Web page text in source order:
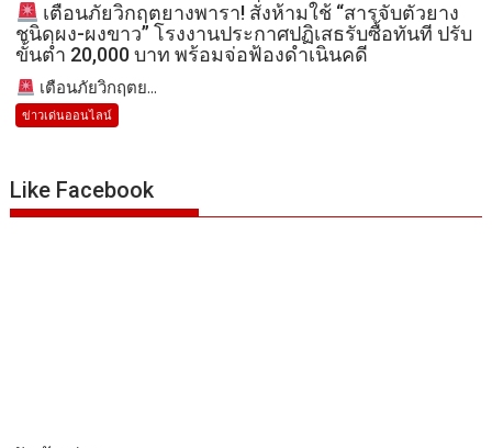
เตือนภัยวิกฤตยางพารา! สั่งห้ามใช้ “สารจับตัวยาง
ชนิดผง-ผงขาว” โรงงานประกาศปฏิเสธรับซื้อทันที ปรับ
ขั้นต่ำ 20,000 บาท พร้อมจ่อฟ้องดำเนินคดี
เตือนภัยวิกฤตย...
ข่าวเด่นออนไลน์
Like Facebook